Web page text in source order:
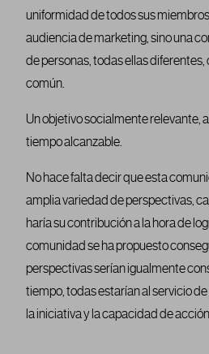
uniformidad de todos sus
audiencia de marketing, sino una
de personas, todas ellas diferentes,
común.
Un objetivo socialmente relevante,
tiempo alcanzable.
No hace falta decir que esta
amplia variedad de perspectivas,
haría su contribución a la hora de
comunidad se ha propuesto
perspectivas serían igualmente
tiempo, todas estarían al servicio
la iniciativa y la capacidad de